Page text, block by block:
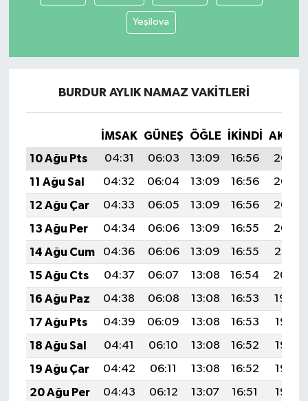
Yeşilova
BURDUR AYLIK NAMAZ VAKITLERI
İMSAK GÜNEŞ ÖĞLE İKINDI
10 Ağu Pts
04:31 06:03 13:09 16:56
20:06
11 Ağu Sal
04:32 06:04 13:09 16:56
20:05
12 Ağu Çar
04:33 06:05 13:09 16:56
20:03
13 Ağu Per
04:34 06:06 13:09 16:55
20:02
14 Ağu Cum
04:36 06:06 13:09 16:55
20:01
15 Ağu Cts
04:37 06:07 13:08 16:54
20:00
16 Ağu Paz
04:38 06:08 13:08 16:53
19:59
17 Ağu Pts
04:39 06:09 13:08 16:53
19:57
18 Ağu Sal
04:41 06:10 13:08 16:52
19:56
19 Ağu Çar
04:42 06:11 13:08 16:52
19:55
20 Ağu Per
04:43 06:12 13:07 16:51
19:53